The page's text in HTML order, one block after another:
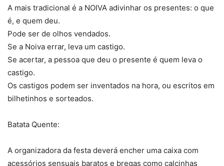
A mais tradicional é a NOIVA adivinhar os presentes: o que
é, e quem deu.
Pode ser de olhos vendados.
Se a Noiva errar, leva um castigo.
Se acertar, a pessoa que deu o presente é quem leva o
castigo.
Os castigos podem ser inventados na hora, ou escritos em
bilhetinhos e sorteados.
Batata Quente:
A organizadora da festa deverá encher uma caixa com
acessórios sensuais baratos e bregas como calcinhas